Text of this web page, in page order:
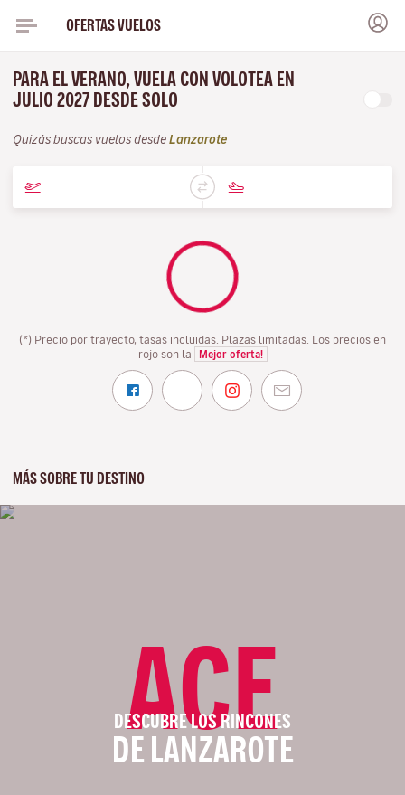
OFERTAS VUELOS
PARA EL VERANO, VUELA CON VOLOTEA EN
JULIO 2027 DESDE SOLO
Quizás buscas vuelos desde Lanzarote
(*) Precio por trayecto, tasas incluidas. Plazas limitadas. Los precios en
rojo son la
Mejor oferta!
MÁS SOBRE TU DESTINO
ACE
DESCUBRE LOS RINCONES
DE LANZAROTE